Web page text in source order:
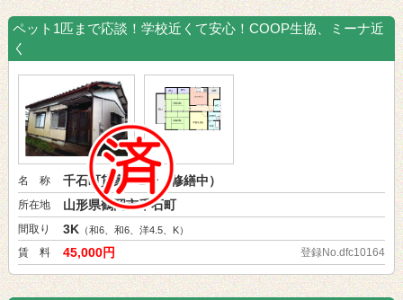
ペット1匹まで応談！学校近くて安心！COOP生協、ミーナ近
く
名 称 千石町貸家 1号（修繕中）
所在地 山形県鶴岡市千石町
間取り 3K （和6、和6、洋4.5、K）
賃 料 45,000円 登録No.dfc10164